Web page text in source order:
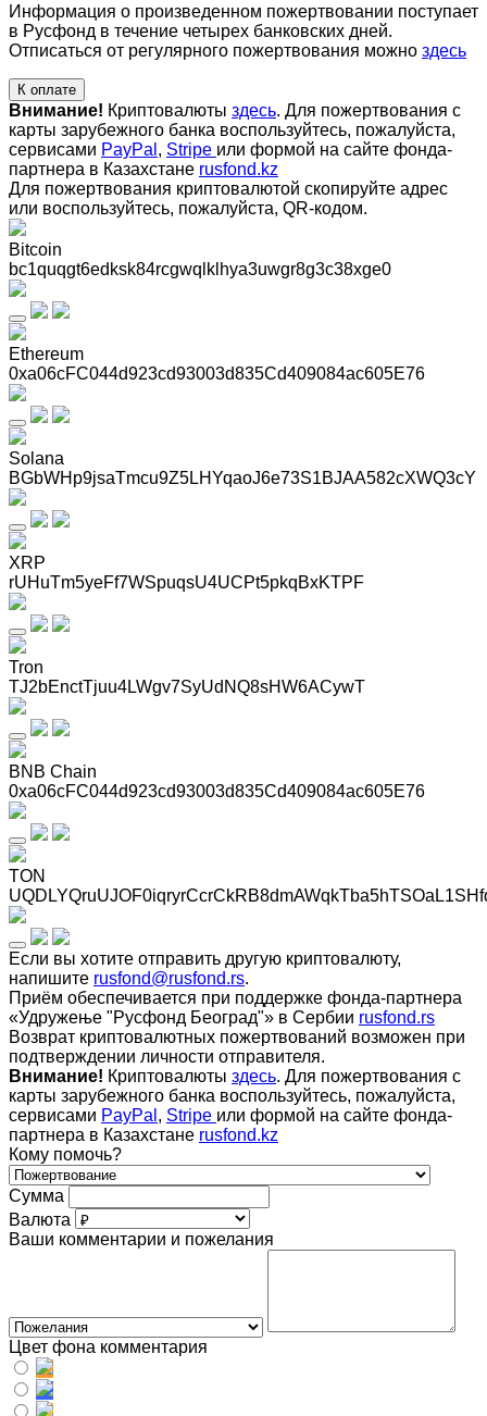
Информация о произведенном пожертвовании поступает
в Русфонд в течение четырех банковских дней.
Отписаться от регулярного пожертвования можно здесь
К оплате
Внимание! Криптовалюты здесь. Для пожертвования с
карты зарубежного банка воспользуйтесь, пожалуйста,
сервисами PayPal , Stripe или формой на сайте фонда-
партнера в Казахстане rusfond.kz
Для пожертвования криптовалютой скопируйте адрес
или воспользуйтесь, пожалуйста, QR-кодом.
Bitcoin
bc1quqgt6edksk84rcgwqlklhya3uwgr8g3c38xge0
Ethereum
0xa06cFC044d923cd93003d835Cd409084ac605E76
Solana
BGbWHp9jsaTmcu9Z5LHYqaoJ6e73S1BJAA582cXWQ3cY
XRP
rUHuTm5yeFf7WSpuqsU4UCPt5pkqBxKTPF
Tron
TJ2bEnctTjuu4LWgv7SyUdNQ8sHW6ACywT
BNB Chain
0xa06cFC044d923cd93003d835Cd409084ac605E76
TON
Если вы хотите отправить другую криптовалюту,
напишите rusfond@rusfond.rs.
Приём обеспечивается при поддержке фонда-партнера
«Удружење "Русфонд Београд"» в Сербии rusfond.rs
Возврат криптовалютных пожертвований возможен при
подтверждении личности отправителя.
Внимание! Криптовалюты здесь. Для пожертвования с
карты зарубежного банка воспользуйтесь, пожалуйста,
сервисами PayPal , Stripe или формой на сайте фонда-
партнера в Казахстане rusfond.kz
Кому помочь?
Сумма
Валюта
Ваши комментарии и пожелания
Цвет фона комментария